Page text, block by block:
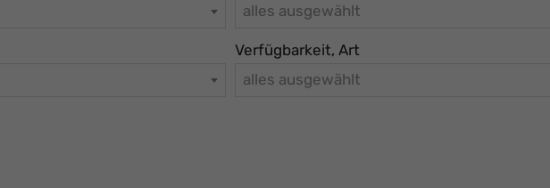
alles ausgewählt
Verfügbarkeit, Art
alles ausgewählt